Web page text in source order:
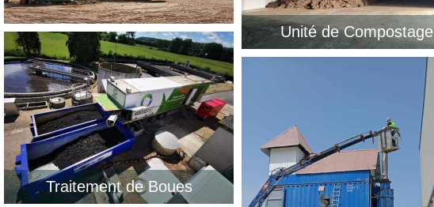
Unité de Compostage
Traitement de Boues